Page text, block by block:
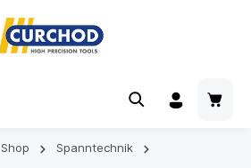
Shop Spanntechnik